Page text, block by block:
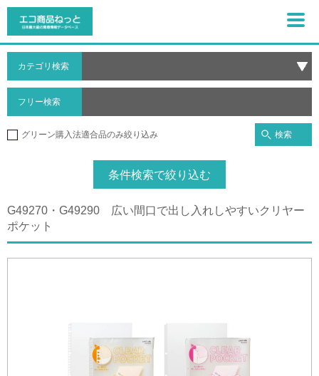
カテゴリ検索
フリー検索
グリーン購入法適合品のみ絞り込み 検索
条件検索で絞り込む
G49270・G49290 広い間口で出し入れしやすいクリヤー
ポケット